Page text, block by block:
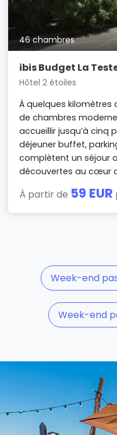
46 chambres
ibis Budget La
Hôtel 2 étoiles
À quelques kilomètres
de chambres
accueillir jusqu’à cinq
déjeuner buffet,
complètent un séjour
découvertes au cœur
À partir de 59 EUR
Week-end
Week-end